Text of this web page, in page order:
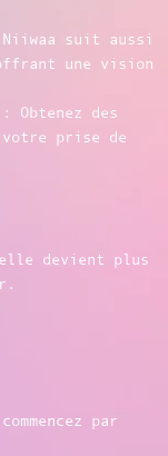
suit aussi
une vision
: Obtenez des
prise de
devient plus
par